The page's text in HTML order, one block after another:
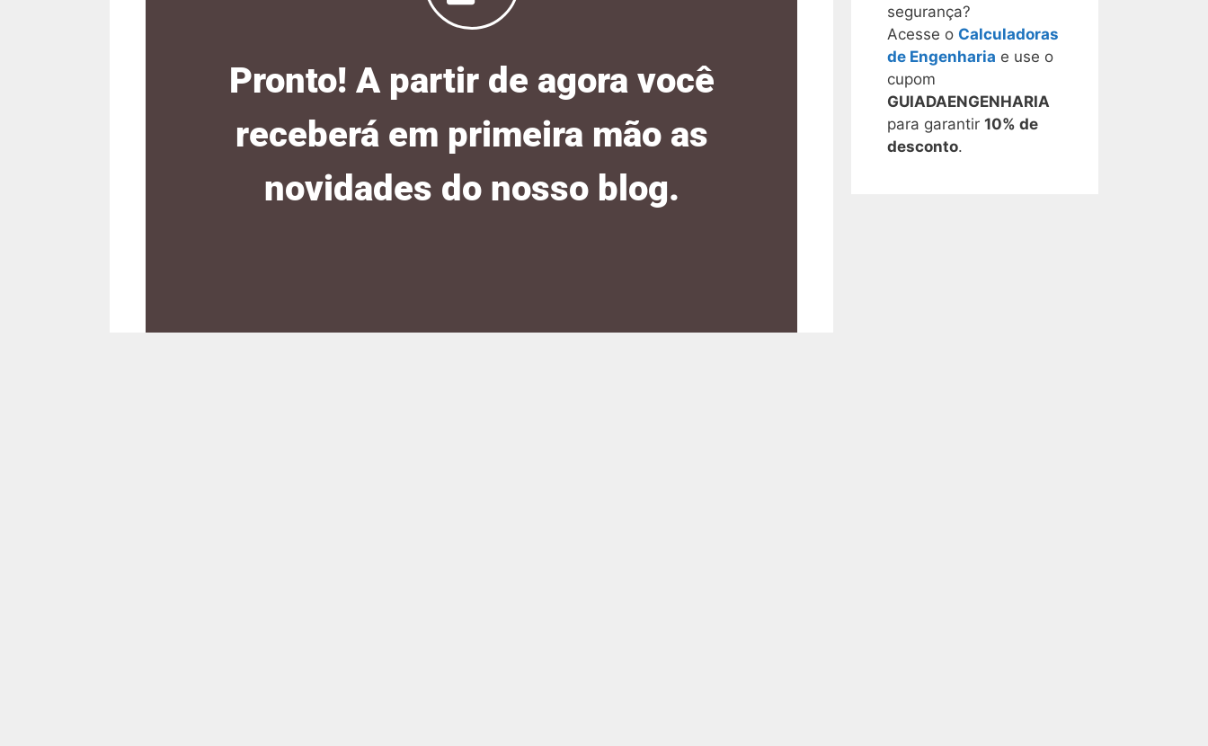
Pronto! A partir de agora você
receberá em primeira mão as
novidades do nosso blog.
segurança?
Acesse o Calculadoras
de Engenharia e use o
cupom
GUIADAENGENHARIA
para garantir 10% de
desconto.